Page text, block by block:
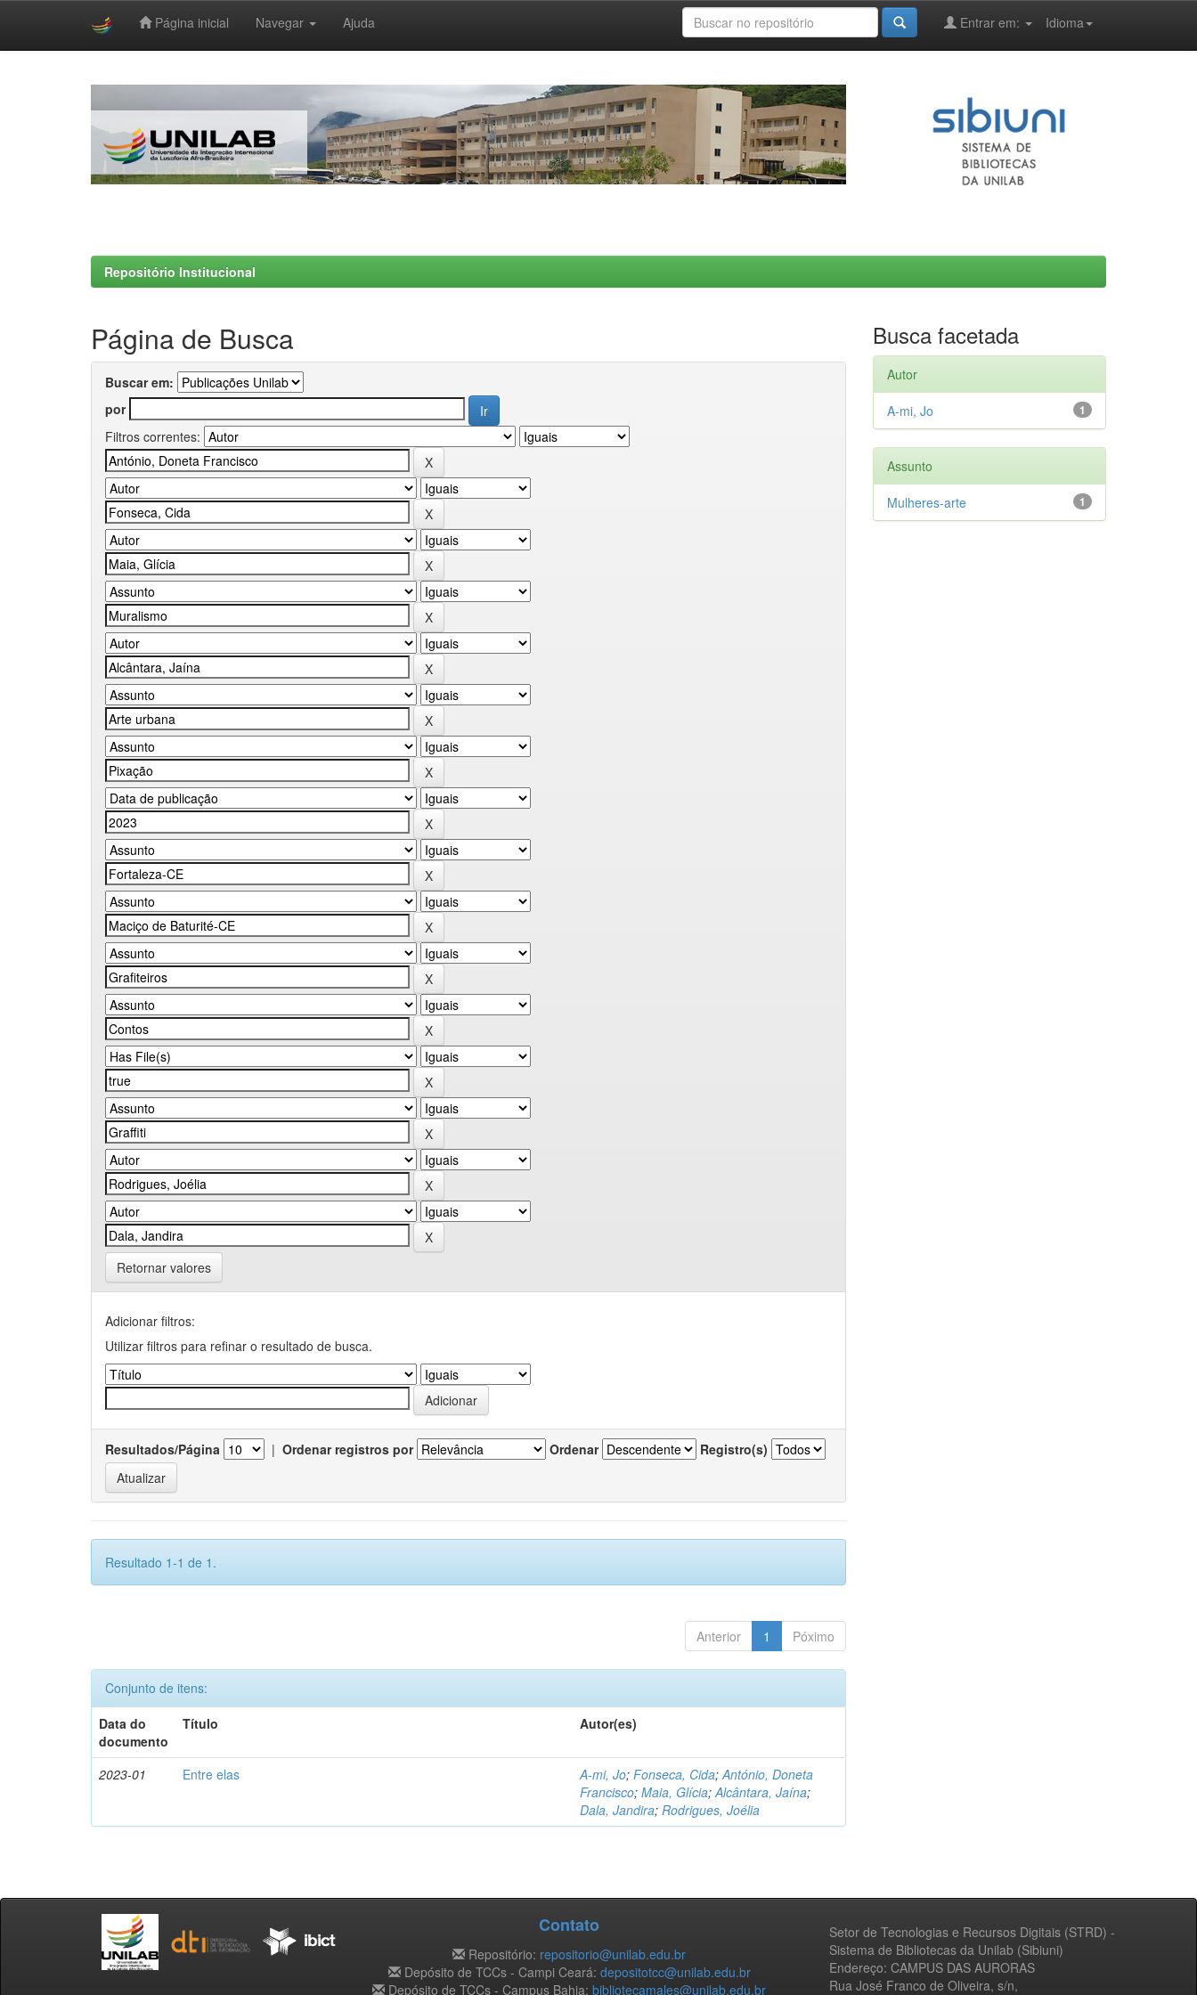
Página inicial Navegar Ajuda Idioma
Entrar em:
Repositório Institucional
Página de Busca
Buscar em:
por
Filtros correntes:
Retornar valores
Adicionar filtros:
Utilizar filtros para refinar o resultado de busca.
Resultados/Página | Ordenar registros por Ordenar Registro(s)
Resultado 1-1 de 1.
Anterior 1 Póximo
Conjunto de itens:
Data do
documento
Título Autor(es)
2023-01 Entre elas A-mi, Jo;Fonseca, Cida;António, Doneta
Francisco;Maia, Glícia;Alcântara, Jaína;
Dala, Jandira;Rodrigues, Joélia
Busca facetada
Autor
1
A-mi, Jo
Assunto
1
Mulheres-arte
Setor de Tecnologias e Recursos Digitais (STRD) -
Sistema de Bibliotecas da Unilab (Sibiuni)
Endereço: CAMPUS DAS AURORAS
Rua José Franco de Oliveira, s/n,
Contato
Repositório: repositorio@unilab.edu.br
Depósito de TCCs - Campi Ceará: depositotcc@unilab.edu.br
Depósito de TCCs - Campus Bahia: bibliotecamales@unilab.edu.br